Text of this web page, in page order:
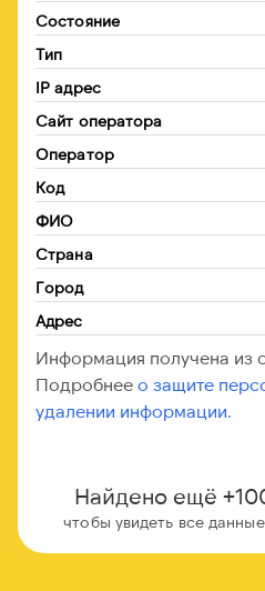
Состояние
Тип
IP адрес
Сайт оператора
Оператор
Код
ФИО
Страна
Город
Адрес
Информация получена из
Подробнее о защите
удалении информации.
Найдено ещё
чтобы увидеть все